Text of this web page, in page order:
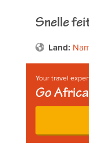
Snelle
Land:
Your travel
Go Africa